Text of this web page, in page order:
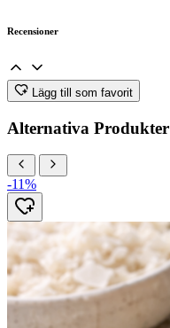
Recensioner
Lägg till som favorit
Alternativa Produkter
-11%